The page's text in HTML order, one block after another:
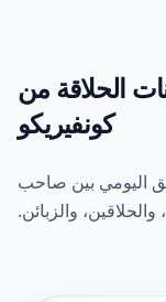
الحلاقة من
كونفيريكو
اليومي بين صاحب
والحلاقين، والزبائن.